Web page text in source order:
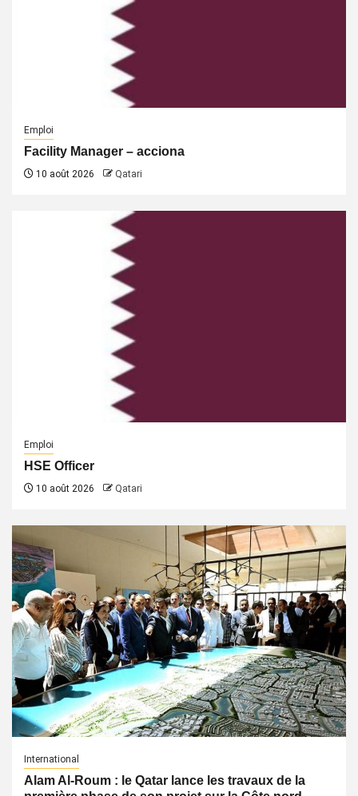
Emploi
Facility Manager – acciona
10 août 2026 Qatari
Emploi
HSE Officer
10 août 2026 Qatari
International
Alam Al-Roum : le Qatar lance les travaux de la